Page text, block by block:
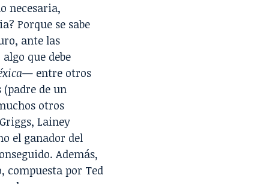
necesaria,
Porque se sabe
ante las
que debe
— entre otros
(padre de un
otros
Lainey
el ganador del
Además,
compuesta por Ted